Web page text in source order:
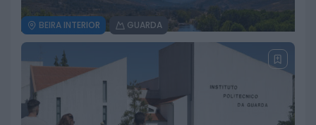
BEIRA INTERIOR GUARDA
Câmara da Guarda disponibiliza
novos serviços online
6 DE AGOSTO, 2026